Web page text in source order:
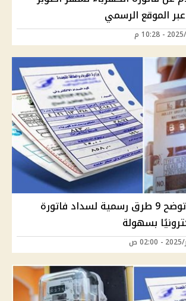
وزارة الكهرباء توضح 9 طرق رسمية لسداد فاتورة